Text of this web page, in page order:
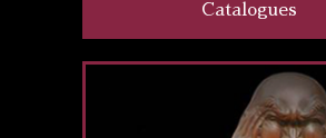
Catalogues